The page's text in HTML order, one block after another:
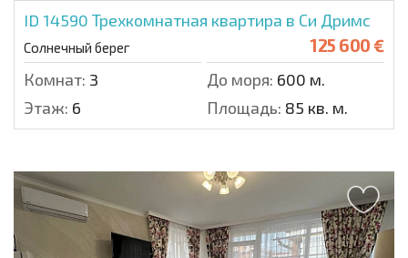
ID 14590 Трехкомнатная квартира в Си Дримс
Солнечный берег 125 600 €
Комнат: 3 До моря: 600 м.
Этаж: 6 Площадь: 85 кв. м.